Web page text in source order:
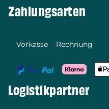
Zahlungsarten
Vorkasse Rechnung
Logistikpartner